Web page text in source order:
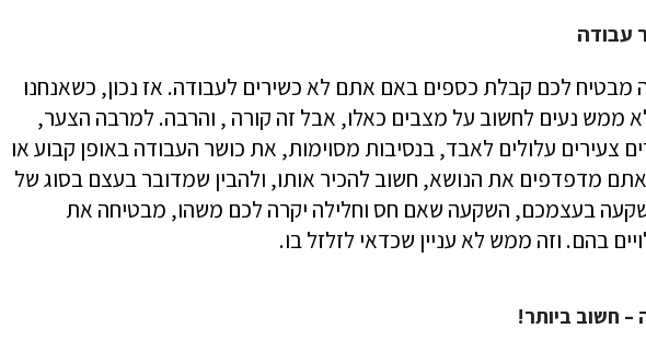
עבודה
מבטיח לכם קבלת כספים באם אתם לא כשירים לעבודה. אז נכון, כשאנחנו
ממש נעים לחשוב על מצבים כאלו, אבל זה קורה , והרבה. למרבה הצער,
צעירים עלולים לאבד, בנסיבות מסוימות, את כושר העבודה באופן קבוע או
מדפדפים את הנושא, חשוב להכיר אותו, ולהבין שמדובר בעצם בסוג של
בעצמכם, השקעה שאם חס וחלילה יקרה לכם משהו, מבטיחה את
בהם. וזה ממש לא עניין שכדאי לזלזל בו.
– חשוב ביותר!